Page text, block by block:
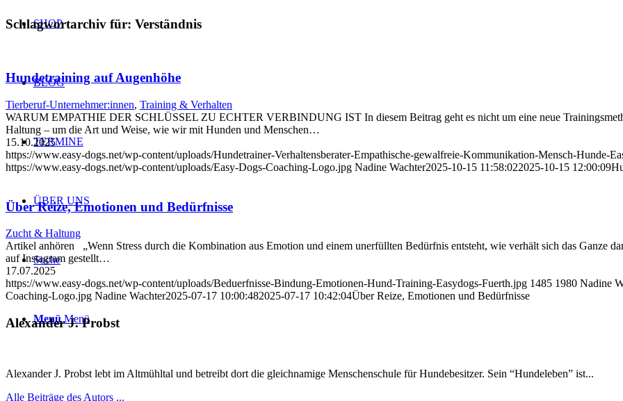
SHOP
BLOG
TERMINE
ÜBER UNS
Suche
Menü Menü
Schlagwortarchiv für: Verständnis
Hundetraining auf Augenhöhe
Tierberuf-Unternehmer:innen, Training & Verhalten
WARUM EMPATHIE DER SCHLÜSSEL ZU ECHTER VERBINDUNG IST In diesem Beitrag geht es nicht um eine neue
Haltung – um die Art und Weise, wie wir mit Hunden und Menschen…
15.10.2025
https://www.easy-dogs.net/wp-content/uploads/Hundetrainer-Verhaltensberater-Empathische-gewalfreie-Kommunikation-Mensch-Hunde-
https://www.easy-dogs.net/wp-content/uploads/Easy-Dogs-Coaching-Logo.jpg Nadine Wachter2025-10-15 11:58:022025-10-15 12:00:09
Über Reize, Emotionen und Bedürfnisse
Zucht & Haltung
Artikel anhören „Wenn Stress durch die Kombination aus Emotion und einem unerfüllten Bedürfnis entsteht, wie verhält sich das Ganze
auf Instagram gestellt…
17.07.2025
https://www.easy-dogs.net/wp-content/uploads/Beduerfnisse-Bindung-Emotionen-Hund-Training-Easydogs-Fuerth.jpg 1485 1980 Nadine
Coaching-Logo.jpg Nadine Wachter2025-07-17 10:00:482025-07-17 10:42:04Über Reize, Emotionen und Bedürfnisse
Alexander J. Probst
Alexander J. Probst lebt im Altmühltal und betreibt dort die gleichnamige Menschenschule für Hundebesitzer. Sein “Hundeleben” ist...
Alle Beiträge des Autors ...